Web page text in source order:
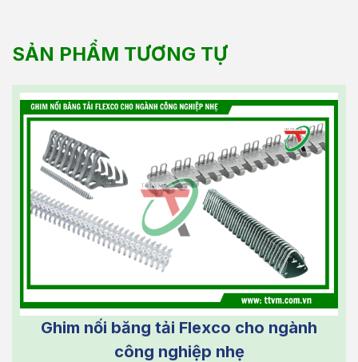
SẢN PHẨM TƯƠNG TỰ
Ghim nối băng tải Flexco cho ngành
công nghiệp nhẹ